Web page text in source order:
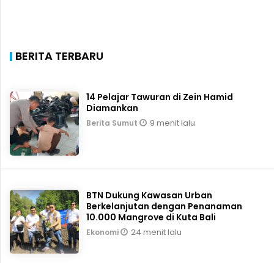
BERITA TERBARU
14 Pelajar Tawuran di Zein Hamid
Diamankan
Berita Sumut 9 menit lalu
BTN Dukung Kawasan Urban
Berkelanjutan dengan Penanaman
10.000 Mangrove di Kuta Bali
Ekonomi 24 menit lalu